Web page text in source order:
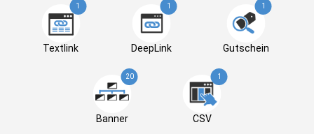
1
Textlink
1
DeepLink
1
Gutschein
20
Banner
1
CSV